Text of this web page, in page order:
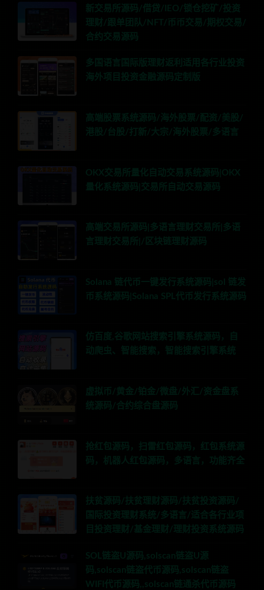
新交易所源码/借贷/IEO/锁仓挖矿/投资
理财/跟单团队/NFT/币币交易/期权交易/
合约交易源码
多国语言国际版理财返利适用各行业投资
海外项目投资金融源码定制版
高端股票系统源码/海外股票/配资/美股/
港股/台股/打新/大宗/海外股票/多语言
OKX交易所量化自动交易系统源码|OKX
量化系统源码|交易所自动交易源码
高端交易所源码|多语言理财交易所|多语
言理财交易所|/区块链理财源码
Solana 链代币一键发行系统源码|sol 链发
币系统源码|Solana SPL代币发行系统源码
仿百度,谷歌网站搜索引擎系统源码，自
动爬虫、智能搜索，智能搜索引擎系统
虚拟币/黄金/铂金/微盘/外汇/资金盘系
统源码/合约综合盘源码
抢红包源码，扫雷红包源码，红包系统源
码，机器人红包源码，多语言，功能齐全
扶贫源码/扶贫理财源码/扶贫投资源码/
国际投资理财系统/多语言/适合各行业项
目投资理财/基金理财/理财投资系统源码
SOL链盗U源码,solscan链盗U源
码,solscan链盗代币源码,solscan链盗
WIFI代币源码,,solscan链通杀代币源码